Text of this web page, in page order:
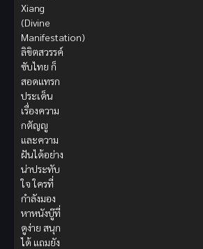
Xiang
(Divine
Manifestation)
ลิขิตสวรรค์
ซับไทย ก็
สอดแทรก
ประเด็น
เรื่องความ
กตัญญู
และความ
ฝันได้อย่าง
น่าประทับ
ใจ ใครที่
กำลังมอง
หาหนังบู๊ที่
ดูง่าย สนุก
ได้ แถมยัง